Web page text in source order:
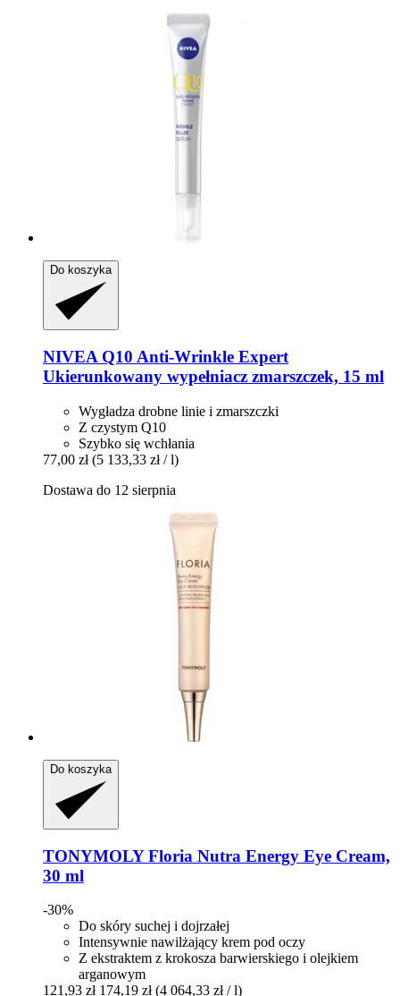
Do koszyka
NIVEA Q10 Anti-​Wrinkle Expert
Ukierunkowany wypełniacz zmarszczek, 15 ml
Wygładza drobne linie i zmarszczki
Z czystym Q10
Szybko się wchłania
77,00 zł (5 133,33 zł / l)
Dostawa do 12 sierpnia
Do koszyka
TONYMOLYFloria Nutra Energy Eye Cream,
30 ml
-30%
Do skóry suchej i dojrzałej
Intensywnie nawilżający krem ​​pod oczy
Z ekstraktem z krokosza barwierskiego i olejkiem
arganowym
121,93 zł 174,19 zł (4 064,33 zł / l)